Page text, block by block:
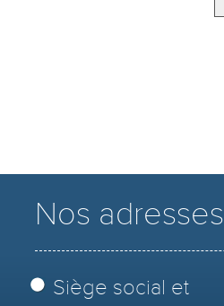
Nos adresses
Siège social et